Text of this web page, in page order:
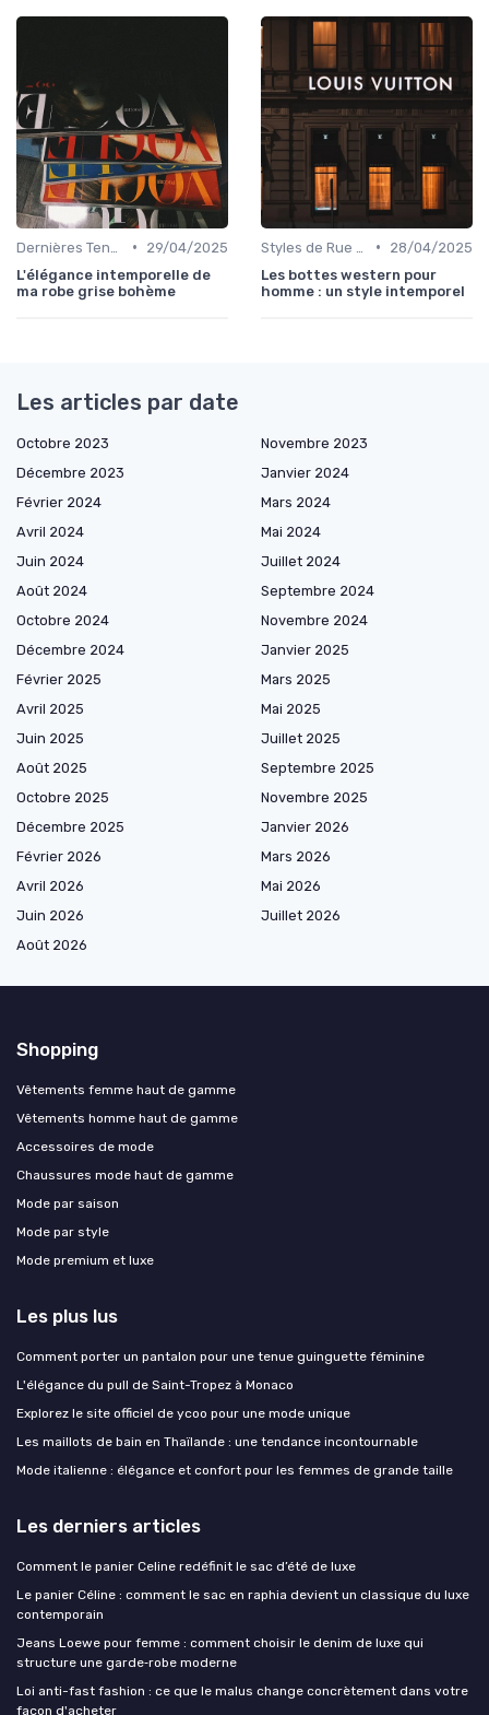
•
29/04/2025
L'élégance intemporelle de
ma robe grise bohème
•
28/04/2025
Les bottes western pour
homme : un style intemporel
Les articles par date
Octobre 2023
Novembre 2023
Décembre 2023
Janvier 2024
Février 2024
Mars 2024
Avril 2024
Mai 2024
Juin 2024
Juillet 2024
Août 2024
Septembre 2024
Octobre 2024
Novembre 2024
Décembre 2024
Janvier 2025
Février 2025
Mars 2025
Avril 2025
Mai 2025
Juin 2025
Juillet 2025
Août 2025
Septembre 2025
Octobre 2025
Novembre 2025
Décembre 2025
Janvier 2026
Février 2026
Mars 2026
Avril 2026
Mai 2026
Juin 2026
Juillet 2026
Août 2026
Shopping
Vêtements femme haut de gamme
Vêtements homme haut de gamme
Accessoires de mode
Chaussures mode haut de gamme
Mode par saison
Mode par style
Mode premium et luxe
Les plus lus
Comment porter un pantalon pour une tenue guinguette féminine
L'élégance du pull de Saint-Tropez à Monaco
Explorez le site officiel de ycoo pour une mode unique
Les maillots de bain en Thaïlande : une tendance incontournable
Mode italienne : élégance et confort pour les femmes de grande taille
Les derniers articles
Comment le panier Celine redéfinit le sac d’été de luxe
Le panier Céline : comment le sac en raphia devient un classique du luxe
contemporain
Jeans Loewe pour femme : comment choisir le denim de luxe qui
structure une garde‑robe moderne
Loi anti-fast fashion : ce que le malus change concrètement dans votre
façon d'acheter